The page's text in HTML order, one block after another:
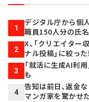
1
デジタル庁から個
職員150人分の氏
2
X、「クリエイタ
ナル投稿」に絞っ
3
「就活に生成AI利
も
4
告知は前日、返金
マンガ家を驚かせ